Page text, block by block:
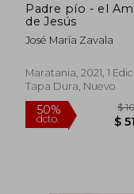
50%
dcto.
Padre pío - el
de Jesús
José María Zavala
Maratania, 2021, 1
Tapa Dura, Nuevo